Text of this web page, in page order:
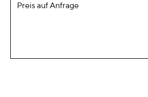
Preis auf Anfrage